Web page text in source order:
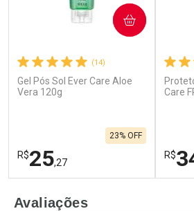
(14)
Gel Pós Sol Ever Care Aloe
Vera 120g
R$25,27
23% OFF
COMPRAR
Care
R$
Avaliações